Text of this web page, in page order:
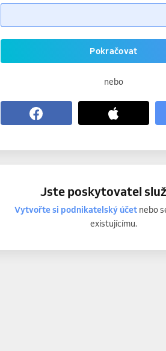
Pokračovat
nebo
Jste poskytovatel
Vytvořte si podnikatelský účetnebo
existujícímu.